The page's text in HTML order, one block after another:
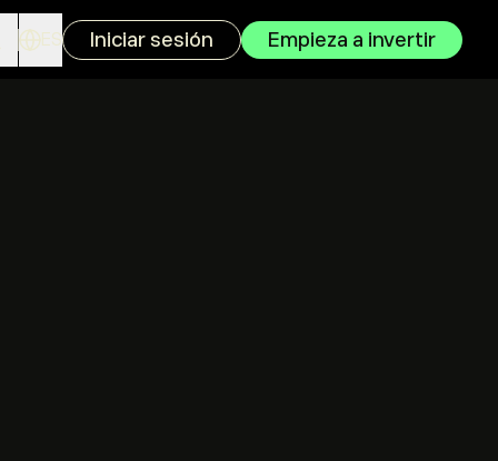
ES Iniciar sesión Empieza a invertir